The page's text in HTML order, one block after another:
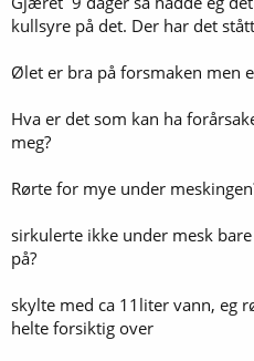
kullsyre på det. Der har det
Ølet er bra på forsmaken men
Hva er det som kan ha
meg?
Rørte for mye under
sirkulerte ikke under mesk
på?
skylte med ca 11liter vann, eg
helte forsiktig over